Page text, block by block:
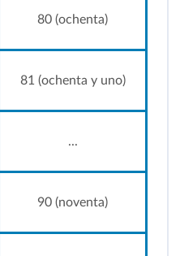
80 (ochenta)
81 (ochenta y uno)
...
90 (noventa)